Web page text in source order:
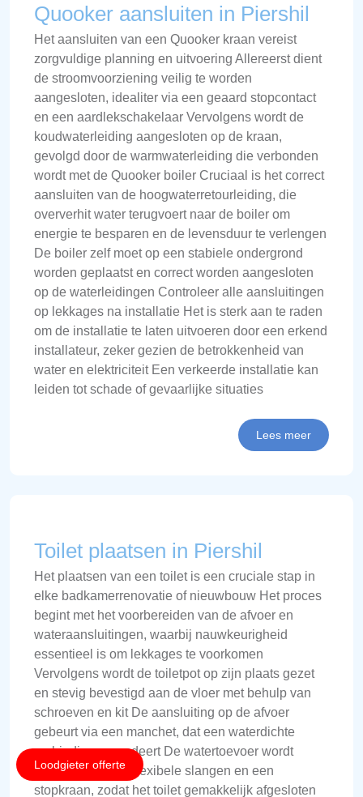
Quooker aansluiten in Piershil
Het aansluiten van een Quooker kraan vereist
zorgvuldige planning en uitvoering Allereerst dient
de stroomvoorziening veilig te worden
aangesloten, idealiter via een geaard stopcontact
en een aardlekschakelaar Vervolgens wordt de
koudwaterleiding aangesloten op de kraan,
gevolgd door de warmwaterleiding die verbonden
wordt met de Quooker boiler Cruciaal is het correct
aansluiten van de hoogwaterretourleiding, die
oververhit water terugvoert naar de boiler om
energie te besparen en de levensduur te verlengen
De boiler zelf moet op een stabiele ondergrond
worden geplaatst en correct worden aangesloten
op de waterleidingen Controleer alle aansluitingen
op lekkages na installatie Het is sterk aan te raden
om de installatie te laten uitvoeren door een erkend
installateur, zeker gezien de betrokkenheid van
water en elektriciteit Een verkeerde installatie kan
leiden tot schade of gevaarlijke situaties
Lees meer
Toilet plaatsen in Piershil
Het plaatsen van een toilet is een cruciale stap in
elke badkamerrenovatie of nieuwbouw Het proces
begint met het voorbereiden van de afvoer en
wateraansluitingen, waarbij nauwkeurigheid
essentieel is om lekkages te voorkomen
Vervolgens wordt de toiletpot op zijn plaats gezet
en stevig bevestigd aan de vloer met behulp van
schroeven en kit De aansluiting op de afvoer
gebeurt via een manchet, dat een waterdichte
verbinding garandeert De watertoevoer wordt
aangesloten met flexibele slangen en een
stopkraan, zodat het toilet gemakkelijk afgesloten
Loodgieter offerte